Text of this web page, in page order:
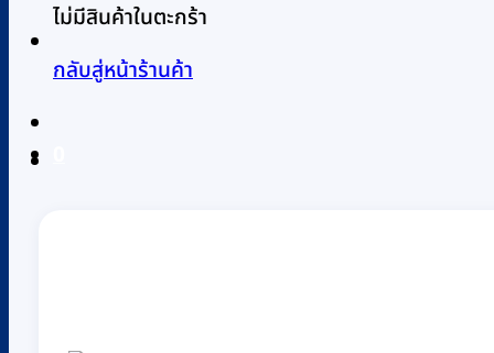
ไม่มีสินค้าในตะกร้า
กลับสู่หน้าร้านค้า